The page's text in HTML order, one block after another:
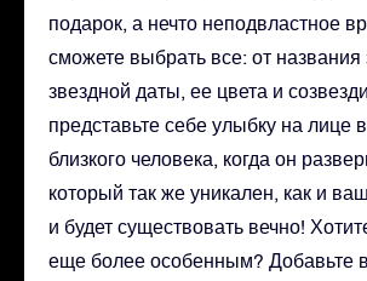
подарок, а нечто неподвластное
сможете выбрать все: от
звездной даты, ее цвета и
представьте себе улыбку на лице
близкого человека, когда он
который так же уникален, как и
и будет существовать вечно!
еще более особенным? Добавьте